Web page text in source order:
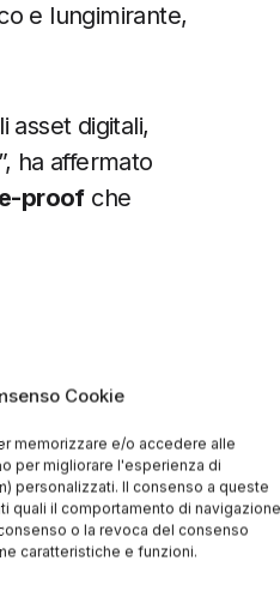
Cookie
memorizzare e/o accedere alle
per migliorare l'esperienza di
personalizzati. Il consenso a queste
quali il comportamento di
o la revoca del consenso
caratteristiche e funzioni.
e lungimirante,
asset digitali,
ha affermato
proofche
del Presidente
dorsale della
passo critico